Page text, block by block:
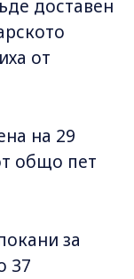
доставен
от
на 29
общо пет
за
37